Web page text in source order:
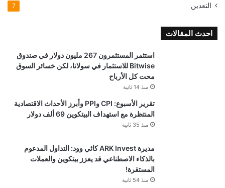
التعدين 7
احدث المقالات
استثمر المستثمرون 267 مليون دولار في صندوق
Bitwise للاستثمار في سولانا، لكن خسائر السوق
محت كل الأرباح
منذ 14 ثانية
تقرير الأسبوع: CPI وPPI وأبرز الأحداث الاقتصادية
المنتظرة مع استهداف البيتكوين 69 ألف دولار
منذ 35 ثانية
مديرة ARK Invest كاثي وود: التداول المدعوم
بالذكاء الاصطناعي قد يعزز بيتكوين والعملات
المستقرة!
منذ 54 ثانية